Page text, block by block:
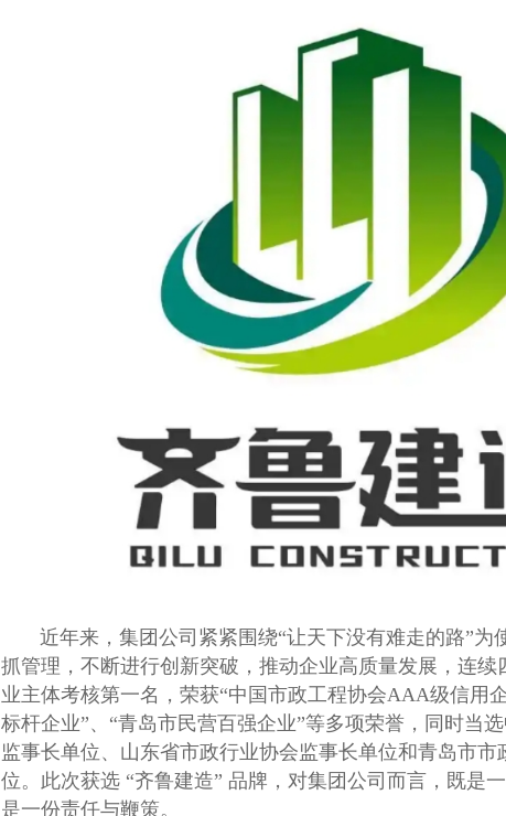
近年来，集团公司紧紧围绕“让天下没有难走的路”为
抓管理，不断进行创新突破，推动企业高质量发展，连续
业主体考核第一名，荣获“中国市政工程协会AAA级信用
标杆企业”、“青岛市民营百强企业”等多项荣誉，同时当
监事长单位、山东省市政行业协会监事长单位和青岛市市
位。 此次获选 “齐鲁建造” 品牌，对集团公司而言，既是
是一份责任与鞭策。